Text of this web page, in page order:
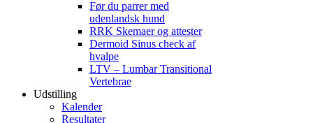
Før du parrer med
udenlandsk hund
RRK Skemaer og attester
Dermoid Sinus check af
hvalpe
LTV – Lumbar Transitional
Vertebrae
Udstilling
Kalender
Resultater